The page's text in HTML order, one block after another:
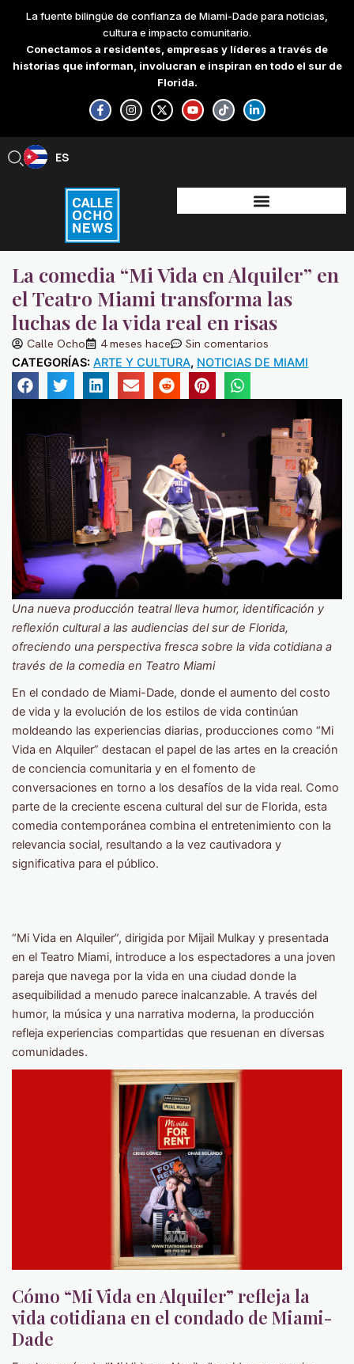
content
La fuente bilingüe de confianza de Miami-Dade para noticias,
cultura e impacto comunitario.
Conectamos a residentes, empresas y líderes a través de
historias que informan, involucran e inspiran en todo el sur de
Florida.
F
a
c
e
-
f
I
n
s
t
X
-
t
w
Y
o
u
t
T
i
k
t
L
i
n
k
-
i
n
ES
EN
La comedia “Mi Vida en Alquiler” en
el Teatro Miami transforma las
luchas de la vida real en risas
Calle Ocho 4 meses hace Sin comentarios
CATEGORÍAS: ARTE Y CULTURA, NOTICIAS DE MIAMI
Una nueva producción teatral lleva humor, identificación y
reflexión cultural a las audiencias del sur de Florida,
ofreciendo una perspectiva fresca sobre la vida cotidiana a
través de la comedia en Teatro Miami
En el condado de Miami-Dade, donde el aumento del costo
de vida y la evolución de los estilos de vida continúan
moldeando las experiencias diarias, producciones como “Mi
Vida en Alquiler” destacan el papel de las artes en la creación
de conciencia comunitaria y en el fomento de
conversaciones en torno a los desafíos de la vida real. Como
parte de la creciente escena cultural del sur de Florida, esta
comedia contemporánea combina el entretenimiento con la
relevancia social, resultando a la vez cautivadora y
significativa para el público.
“Mi Vida en Alquiler”, dirigida por Mijail Mulkay y presentada
en el Teatro Miami, introduce a los espectadores a una joven
pareja que navega por la vida en una ciudad donde la
asequibilidad a menudo parece inalcanzable. A través del
humor, la música y una narrativa moderna, la producción
refleja experiencias compartidas que resuenan en diversas
comunidades.
Cómo “Mi Vida en Alquiler” refleja la
vida cotidiana en el condado de Miami-
Dade